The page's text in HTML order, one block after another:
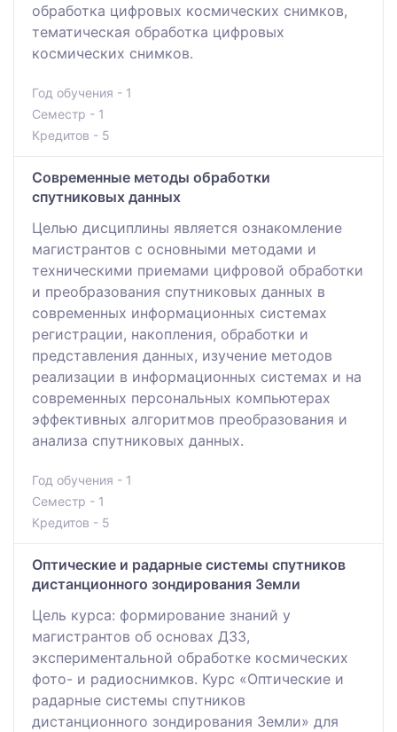
обработка цифровых космических снимков,
тематическая обработка цифровых
космических снимков.
Год обучения - 1
Семестр - 1
Кредитов - 5
Современные методы обработки
спутниковых данных
Целью дисциплины является ознакомление
магистрантов с основными методами и
техническими приемами цифровой обработки
и преобразования спутниковых данных в
современных информационных системах
регистрации, накопления, обработки и
представления данных, изучение методов
реализации в информационных системах и на
современных персональных компьютерах
эффективных алгоритмов преобразования и
анализа спутниковых данных.
Год обучения - 1
Семестр - 1
Кредитов - 5
Оптические и радарные системы спутников
дистанционного зондирования Земли
Цель курса: формирование знаний у
магистрантов об основах ДЗЗ,
экспериментальной обработке космических
фото- и радиоснимков. Курс «Оптические и
радарные системы спутников
дистанционного зондирования Земли» для